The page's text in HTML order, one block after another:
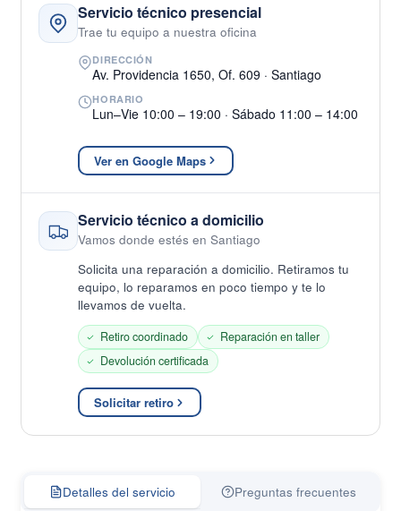
Servicio técnico presencial
Trae tu equipo a nuestra oficina
DIRECCIÓN
Av. Providencia 1650, Of. 609 · Santiago
HORARIO
Lun–Vie 10:00 – 19:00 · Sábado 11:00 – 14:00
Ver en Google Maps
Servicio técnico a domicilio
Vamos donde estés en Santiago
Solicita una reparación a domicilio. Retiramos tu
equipo, lo reparamos en poco tiempo y te lo
llevamos de vuelta.
Retiro coordinado
Reparación en taller
Devolución certificada
Solicitar retiro
Detalles del servicio Preguntas frecuentes